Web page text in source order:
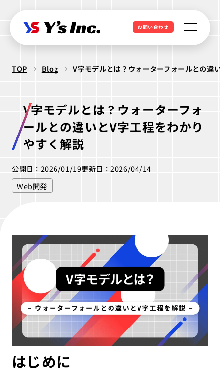
お問い合わせ
Web制作
コーポレートサイト制作
採用サイト制作
WordPressカスタム
セキュリティ診断
Webデザイン
UI/UX設計
ブランディング設計
Webマーケティング支援
SEO支援
データ基盤構築
BIツール導入
データ分析&UI改善
Webサイト活用支援
Web開発・アプリ開発
・ラボ型開発
Webシステム開発
クリエイティブ制作
ロゴ制作
アニメ公式サイト制作
IT派遣サービス
デザイナー
WEBMASTERS
EdtechTraining
Works
About
Company
Blog
Privacy policy
TOP Blog V字モデルとは？ウォーターフォールとの違
V字モデルとは？ウォーターフォ
ールとの違いとV字工程をわかり
やすく解説
公開日：2026/01/19更新日：2026/04/14
Web開発
はじめに